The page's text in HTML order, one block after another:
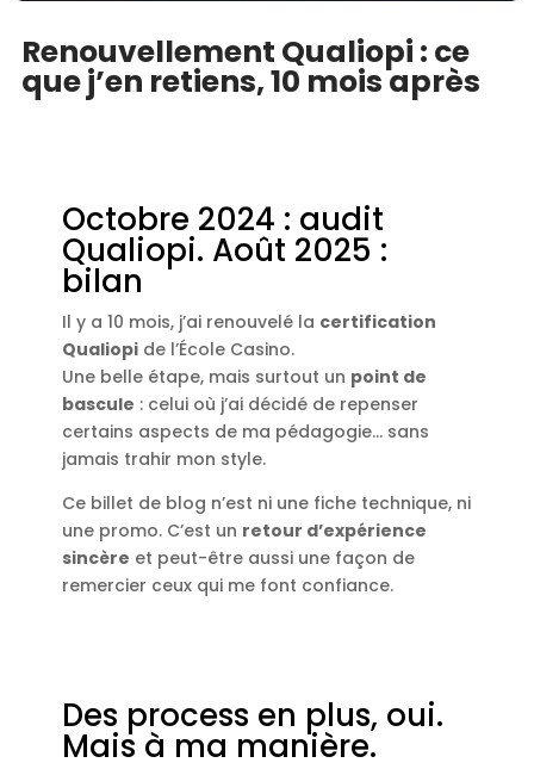
Renouvellement Qualiopi : ce
que j’en retiens, 10 mois après
Octobre 2024 : audit
Qualiopi. Août 2025 :
bilan
Il y a 10 mois, j’ai renouvelé la certification
Qualiopide l’École Casino.
Une belle étape, mais surtout un point de
bascule : celui où j’ai décidé de repenser
certains aspects de ma pédagogie… sans
jamais trahir mon style.
Ce billet de blog n’est ni une fiche technique, ni
une promo. C’est un retour d’expérience
sincère et peut-être aussi une façon de
remercier ceux qui me font confiance.
Des process en plus, oui.
Mais à ma manière.